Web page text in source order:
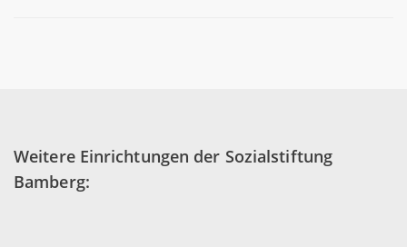
Weitere Einrichtungen der Sozialstiftung
Bamberg: